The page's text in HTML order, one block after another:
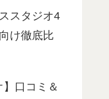
スタジオ4
け徹底比
】口コミ＆